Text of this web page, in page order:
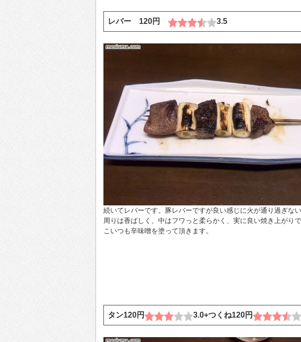
レバー 120円 3.5
続いてレバーです。豚レバーですが良い感じに火が通り過ぎない
周りは香ばしく、中はフワっと柔らかく、実に良い焼き上がりで
こいつも辛味噌を塗って頂きます。
タン120円 3.0+つくね120円